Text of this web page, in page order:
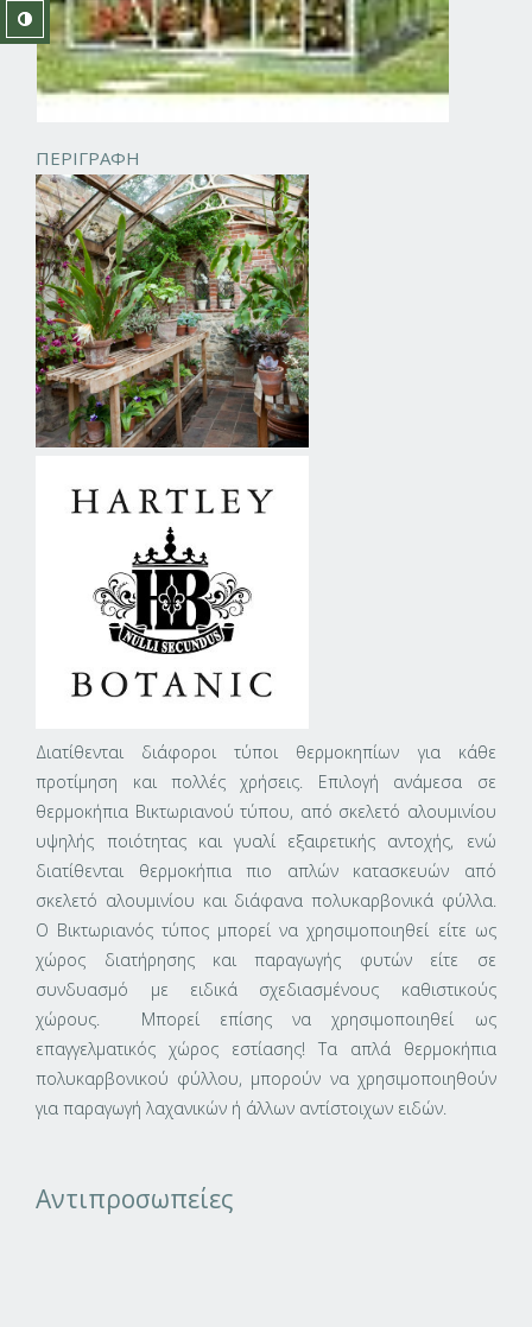
ΠΕΡΙΓΡΑΦΗ
Διατίθενται διάφοροι τύποι θερμοκηπίων για κάθε
προτίμηση και πολλές χρήσεις. Επιλογή ανάμεσα σε
θερμοκήπια Βικτωριανού τύπου, από σκελετό αλουμινίου
υψηλής ποιότητας και γυαλί εξαιρετικής αντοχής, ενώ
διατίθενται θερμοκήπια πιο απλών κατασκευών από
σκελετό αλουμινίου και διάφανα πολυκαρβονικά φύλλα.
Ο Βικτωριανός τύπος μπορεί να χρησιμοποιηθεί είτε ως
χώρος διατήρησης και παραγωγής φυτών είτε σε
συνδυασμό με ειδικά σχεδιασμένους καθιστικούς
χώρους. Μπορεί επίσης να χρησιμοποιηθεί ως
επαγγελματικός χώρος εστίασης! Τα απλά θερμοκήπια
πολυκαρβονικού φύλλου, μπορούν να χρησιμοποιηθούν
για παραγωγή λαχανικών ή άλλων αντίστοιχων ειδών.
Αντιπροσωπείες